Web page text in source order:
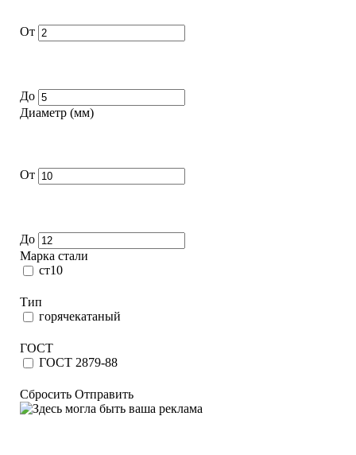
От
До
Диаметр (мм)
От
До
Марка стали
ст10
Тип
горячекатаный
ГОСТ
ГОСТ 2879-88
Сбросить Отправить